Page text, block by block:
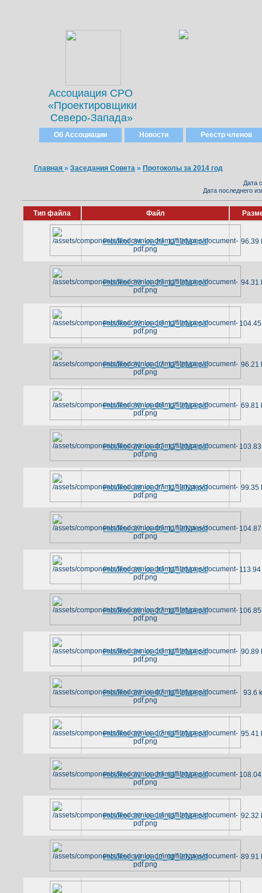
Ассоциация СРО
«Проектировщики
Северо-Запада»
Об Ассоциации Новости Реестр членов
Главная » Заседания Совета » Протоколы за 2014 год
Дата
Дата последнего
Тип файла Файл
Protokol_34_ot_29_12_2014.pdf 96.39
Protokol_33_ot_25_12_2014.pdf 94.31
Protokol_32_ot_18_12_2014.pdf
Protokol_31_ot_12_12_2014.pdf 96.21
Protokol_30_ot_08_12_2014.pdf 69.81
Protokol_29_ot_01_12_2014.pdf
Protokol_28_ot_27_11_2014.pdf 99.35
Protokol_27_ot_05_11_2014.pdf
Protokol_26_ot_30_10_2014.pdf
Protokol_25_ot_22_10_2014.pdf
Protokol_24_ot_10_10_2014.pdf 90.89
Protokol_23_ot_02_10_2014.pdf 93.6
Protokol_22_ot_12_09_2014.pdf 95.41
Protokol_21_ot_29_08_2014.pdf
Protokol_20_ot_18_08_2014.pdf 92.32
Protokol_19_ot_11_08_2014.pdf 89.91